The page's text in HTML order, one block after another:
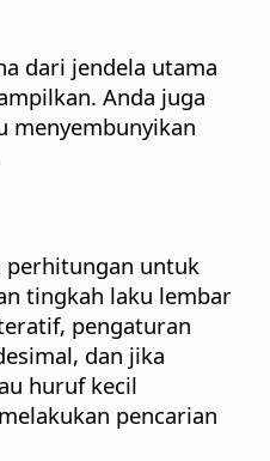
dari jendela utama
Anda juga
menyembunyikan
perhitungan untuk
tingkah laku lembar
pengaturan
dan jika
huruf kecil
pencarian